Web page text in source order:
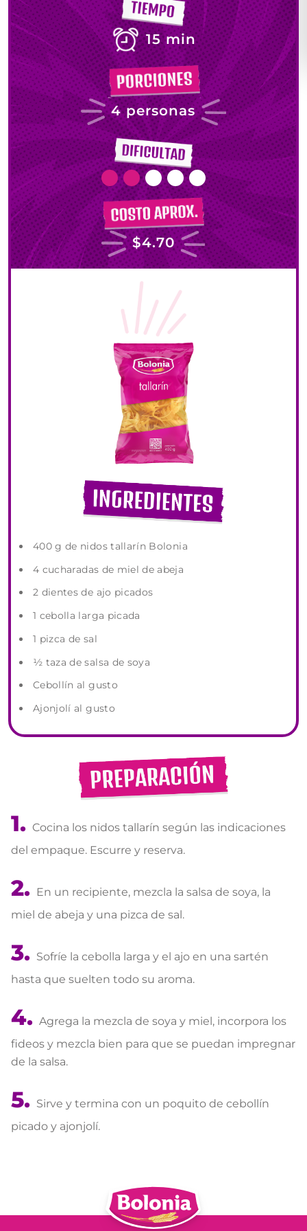
15 min
4 personas
$4.70
400 g de nidos tallarín Bolonia
4 cucharadas de miel de abeja
2 dientes de ajo picados
1 cebolla larga picada
1 pizca de sal
½ taza de salsa de soya
Cebollín al gusto
Ajonjolí al gusto
Cocina los nidos tallarín según las indicaciones
del empaque. Escurre y reserva.
En un recipiente, mezcla la salsa de soya, la
miel de abeja y una pizca de sal.
Sofríe la cebolla larga y el ajo en una sartén
hasta que suelten todo su aroma.
Agrega la mezcla de soya y miel, incorpora los
fideos y mezcla bien para que se puedan impregnar
de la salsa.
Sirve y termina con un poquito de cebollín
picado y ajonjolí.